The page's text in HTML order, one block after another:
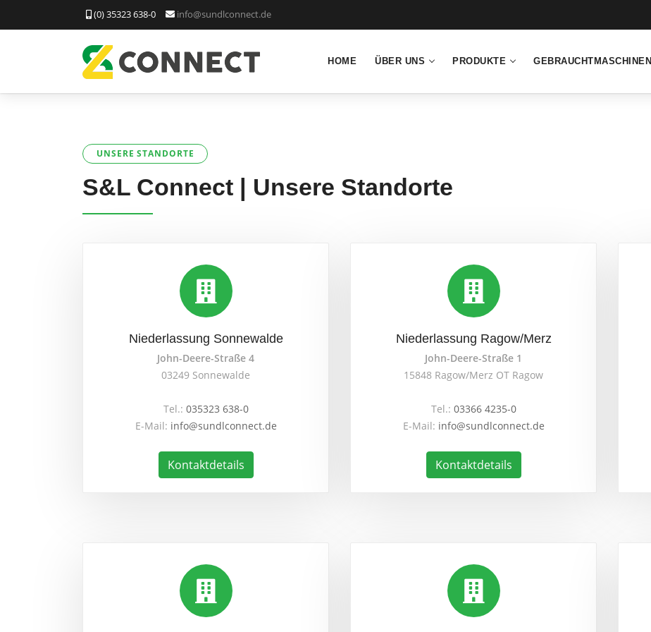
(0) 35323 638-0 info@sundlconnect.de
HOME ÜBER UNS PRODUKTE GEBRAUCHTMASCHINEN
UNSERE STANDORTE
S&L Connect | Unsere Standorte
Niederlassung Sonnewalde
John-Deere-Straße 4
03249 Sonnewalde
Tel.: 035323 638-0
E-Mail: info@sundlconnect.de
Kontaktdetails
Niederlassung Ragow/Merz
John-Deere-Straße 1
15848 Ragow/Merz OT Ragow
Tel.: 03366 4235-0
E-Mail: info@sundlconnect.de
Kontaktdetails